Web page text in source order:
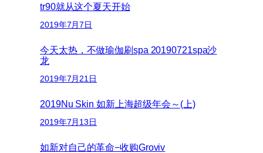
tr90就从这个夏天开始
2019年7月7日
今天太热，不做瑜伽刷spa 20190721spa沙
龙
2019年7月21日
2019Nu Skin 如新上海超级年会～(上)
2019年7月13日
如新对自己的革命−收购Groviv